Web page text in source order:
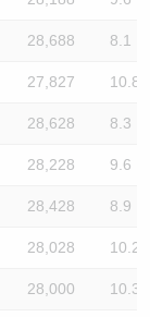
28,688 8.1
27,827 10.8
28,628 8.3
28,228 9.6
28,428 8.9
28,028 10.2
28,000 10.3